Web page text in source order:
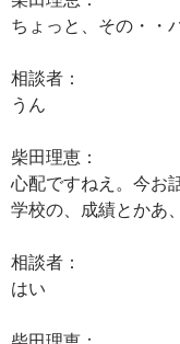
ちょっと、その・・
相談者：
うん
柴田理恵：
心配ですねえ。今お
学校の、成績とかあ、
相談者：
はい